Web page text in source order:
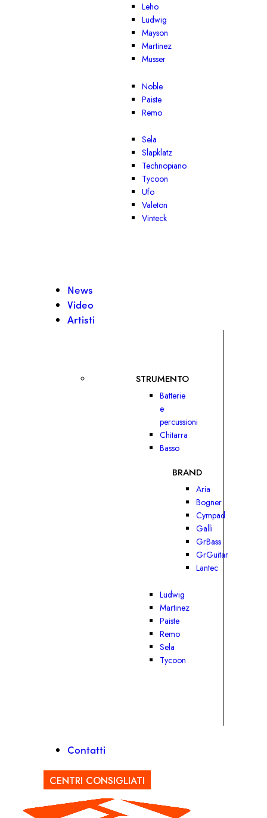
Leho
Ludwig
Mayson
Martinez
Musser
Noble
Paiste
Remo
Sela
Slapklatz
Technopiano
Tycoon
Ufo
Valeton
Vinteck
News
Video
Artisti
STRUMENTO
Batterie
e
percussioni
Chitarra
Basso
BRAND
Aria
Bogner
Cympad
Galli
GrBass
GrGuitar
Lantec
Ludwig
Martinez
Paiste
Remo
Sela
Tycoon
Contatti
CENTRI CONSIGLIATI